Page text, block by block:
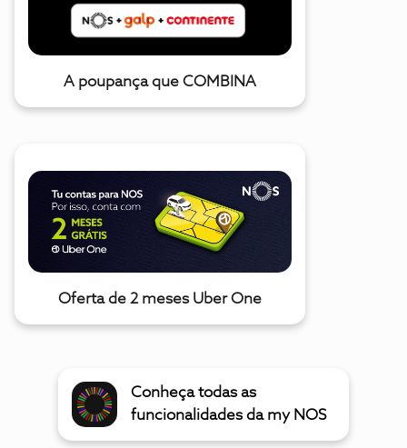
A poupança que COMBINA
Oferta de 2 meses Uber One
Conheça todas as
funcionalidades da my NOS